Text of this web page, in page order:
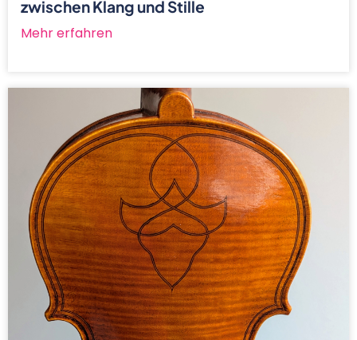
zwischen Klang und Stille
Mehr erfahren